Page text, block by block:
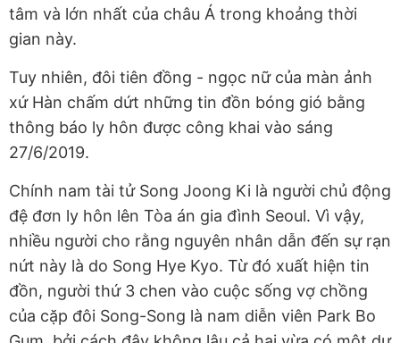
tâm và lớn nhất của châu Á trong khoảng thời
gian này.
Tuy nhiên, đôi tiên đồng - ngọc nữ của màn ảnh
xứ Hàn chấm dứt những tin đồn bóng gió bằng
thông báo ly hôn được công khai vào sáng
27/6/2019.
Chính nam tài tử Song Joong Ki là người chủ động
đệ đơn ly hôn lên Tòa án gia đình Seoul. Vì vậy,
nhiều người cho rằng nguyên nhân dẫn đến sự rạn
nứt này là do Song Hye Kyo. Từ đó xuất hiện tin
đồn, người thứ 3 chen vào cuộc sống vợ chồng
của cặp đôi Song-Song là nam diễn viên Park Bo